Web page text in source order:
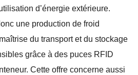
d’énergie extérieure.
une production de froid
du transport et du stockage
grâce à des puces RFID
Cette offre concerne aussi